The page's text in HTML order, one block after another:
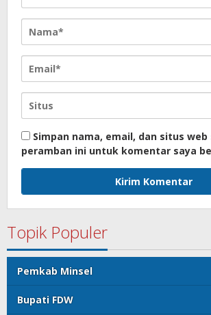
Simpan nama, email, dan situs web
peramban ini untuk komentar saya
Topik Populer
Pemkab Minsel
Bupati FDW